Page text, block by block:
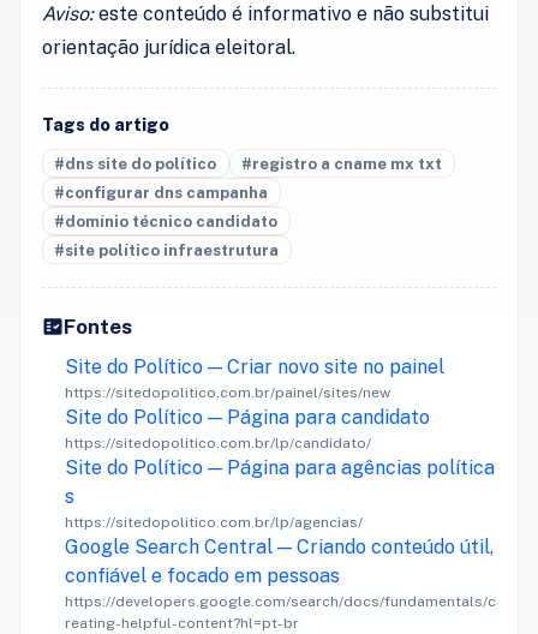
Aviso:este conteúdo é informativo e não substitui
orientação jurídica eleitoral.
Tags do artigo
#dns site do político
#registro a cname mx txt
#configurar dns campanha
#domínio técnico candidato
#site político infraestrutura
Fontes
Site do Político — Criar novo site no painel
https://sitedopolitico.com.br/painel/sites/new
Site do Político — Página para candidato
https://sitedopolitico.com.br/lp/candidato/
Site do Político — Página para agências política
s
https://sitedopolitico.com.br/lp/agencias/
Google Search Central — Criando conteúdo útil,
confiável e focado em pessoas
https://developers.google.com/search/docs/fundamentals/c
reating-helpful-content?hl=pt-br